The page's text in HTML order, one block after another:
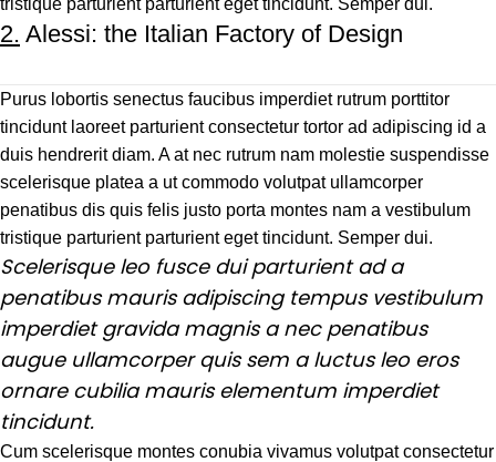
tristique parturient parturient eget tincidunt. Semper dui.
2. Alessi: the Italian Factory of Design
Purus lobortis senectus faucibus imperdiet rutrum porttitor
tincidunt laoreet parturient consectetur tortor ad adipiscing id a
duis hendrerit diam. A at nec rutrum nam molestie suspendisse
scelerisque platea a ut commodo volutpat ullamcorper
penatibus dis quis felis justo porta montes nam a vestibulum
tristique parturient parturient eget tincidunt. Semper dui.
Scelerisque leo fusce dui parturient ad a
penatibus mauris adipiscing tempus vestibulum
imperdiet gravida magnis a nec penatibus
augue ullamcorper quis sem a luctus leo eros
ornare cubilia mauris elementum imperdiet
tincidunt.
Cum scelerisque montes conubia vivamus volutpat consectetur